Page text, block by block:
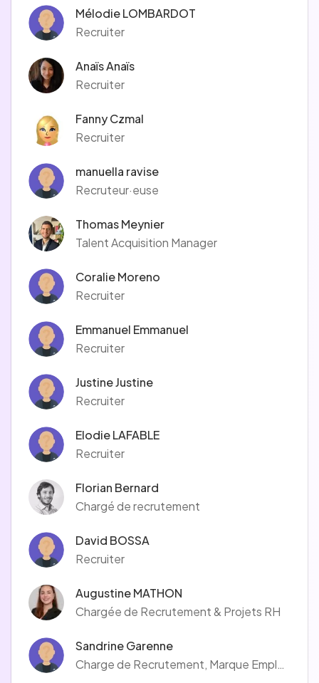
Mélodie LOMBARDOT
Recruiter
Anaïs Anaïs
Recruiter
Fanny Czmal
Recruiter
manuella ravise
Recruteur·euse
Thomas Meynier
Talent Acquisition Manager
Coralie Moreno
Recruiter
Emmanuel Emmanuel
Recruiter
Justine Justine
Recruiter
Elodie LAFABLE
Recruiter
Florian Bernard
Chargé de recrutement
David BOSSA
Recruiter
Augustine MATHON
Chargée de Recrutement & Projets RH
Sandrine Garenne
Charge de Recrutement, Marque Employeur